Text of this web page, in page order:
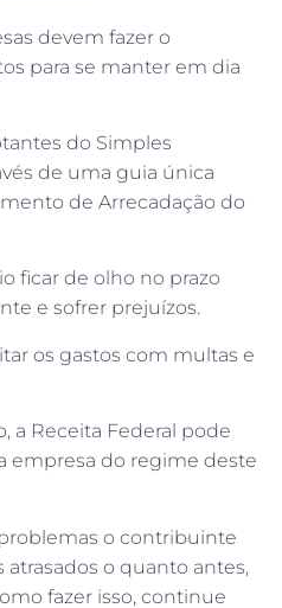
devem fazer o
para se manter em dia
do Simples
de uma guia única
de Arrecadação do
ficar de olho no prazo
e sofrer prejuízos.
os gastos com multas e
a Receita Federal pode
empresa do regime deste
o contribuinte
o quanto antes,
fazer isso, continue